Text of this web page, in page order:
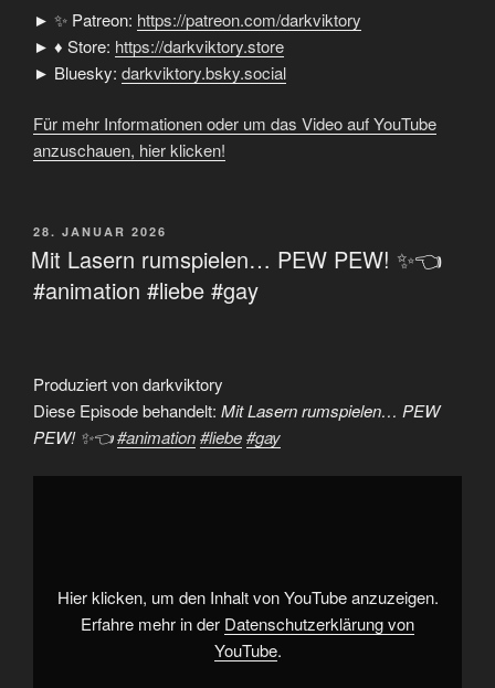
► ✨ Patreon: https://patreon.com/darkviktory
► ♦ Store: https://darkviktory.store
► Bluesky: darkviktory.bsky.social
Für mehr Informationen oder um das Video auf YouTube
anzuschauen, hier klicken!
VERÖFFENTLICHT
AM
28. JANUAR 2026
Mit Lasern rumspielen… PEW PEW! ✨👈
#animation #liebe #gay
Produziert von darkviktory
Diese Episode behandelt: Mit Lasern rumspielen… PEW
PEW! ✨👈#animation#liebe#gay
„Mit
#animation
#liebeHier klicken, um den Inhalt von YouTube anzuzeigen.
Erfahre mehr in der Datenschutzerklärung von
YouTube.